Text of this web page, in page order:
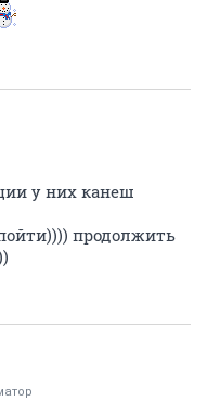
у них канеш
продолжить